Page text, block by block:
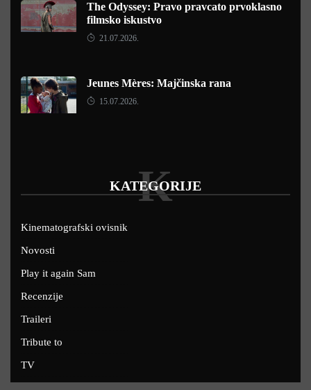
The Odyssey: Pravo pravcato prvoklasno
filmsko iskustvo
21.07.2026.
Jeunes Mères: Majčinska rana
15.07.2026.
KATEGORIJE
K
Kinematografski ovisnik
Novosti
Play it again Sam
Recenzije
Traileri
Tribute to
TV